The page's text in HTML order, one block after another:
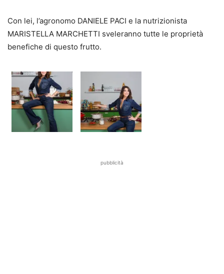
Con lei, l’agronomo DANIELE PACI e la nutrizionista
MARISTELLA MARCHETTI sveleranno tutte le proprietà
benefiche di questo frutto.
pubblicità